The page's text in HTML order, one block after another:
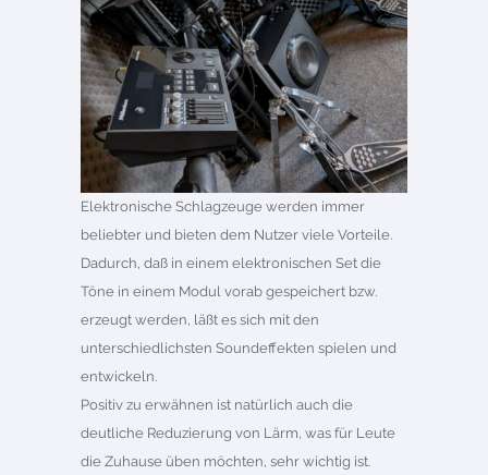
Elektronische Schlagzeuge werden immer
beliebter und bieten dem Nutzer viele Vorteile.
Dadurch, daß in einem elektronischen Set die
Töne in einem Modul vorab gespeichert bzw.
erzeugt werden, läßt es sich mit den
unterschiedlichsten Soundeffekten spielen und
entwickeln.
Positiv zu erwähnen ist natürlich auch die
deutliche Reduzierung von Lärm, was für Leute
die Zuhause üben möchten, sehr wichtig ist.